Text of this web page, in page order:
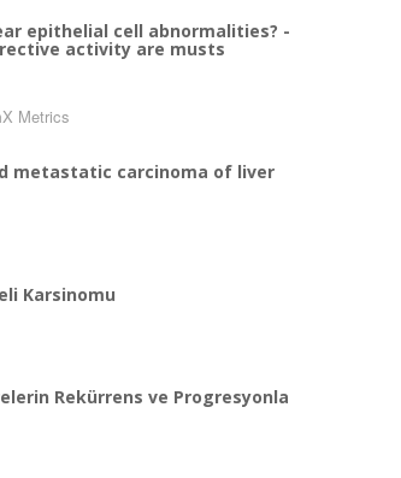
epithelial cell abnormalities? -
activity are musts
Metrics
metastatic carcinoma of liver
Karsinomu
Rekürrens ve Progresyonla